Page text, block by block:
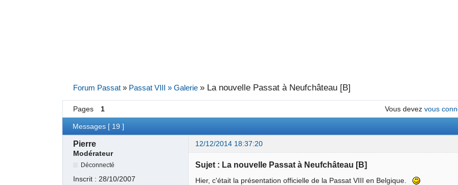
Forum Passat » Passat VIII » Galerie » La nouvelle Passat à Neufchâteau [B]
Pages 1 Vous devez vous
Messages [ 19 ]
Pierre
12/12/2014 18:37:20
Modérateur
Déconnecté
Inscrit : 28/10/2007
Sujet : La nouvelle Passat à Neufchâteau [B]
Hier, c'était la présentation officielle de la Passat VIII en Belgique.